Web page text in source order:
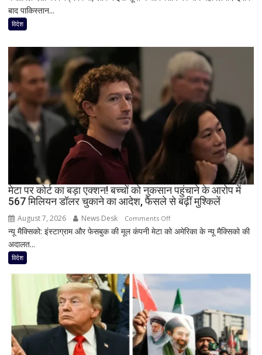
बढ़ी
किरकिरी!
मध्यस्थ
देशों
की
सूची
से
ने
दी
सफाई
बाद पाकिस्तान...
विदेश
मेटा पर कोर्ट का बड़ा एक्शन! बच्चों को नुकसान पहुंचाने के आरोप में
567 मिलियन डॉलर चुकाने का आदेश, फैसले से बढ़ीं मुश्किलें
August 7, 2026 News Desk Comments Offon
मेटा
एक्शन!
बच्चों
को
नुकसान
पहुंचाने
न्यू मैक्सिको: इंस्टाग्राम और फेसबुक की मूल कंपनी मेटा को अमेरिका के न्यू मैक्सिको की
अदालत...
विदेश